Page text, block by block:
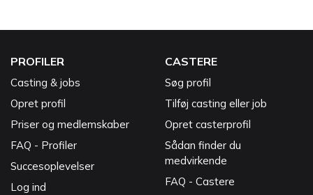
PROFILER
Casting & jobs
Opret profil
Priser og medlemskaber
FAQ - Profiler
Succesoplevelser
Log ind
CASTERE
Søg profil
Tilføj casting eller job
Opret casterprofil
Sådan finder du
medvirkende
FAQ - Castere